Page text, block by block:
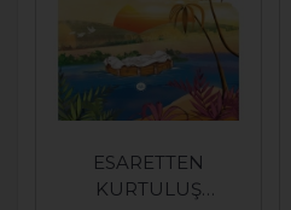
ESARETTEN
KURTULUŞ